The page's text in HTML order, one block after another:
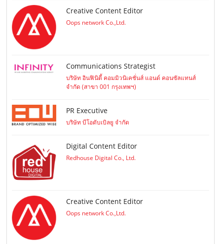
Creative Content Editor
Oops network Co.,Ltd.
Communications Strategist
บริษัท อินฟินิตี้ คอมมิวนิเคชั่นส์ แอนด์ คอนซัลแทนส์
จำกัด (สาขา 001 กรุงเทพฯ)
PR Executive
บริษัท บีโอดับเบิลยู จำกัด
Digital Content Editor
Redhouse Digital Co., Ltd.
Creative Content Editor
Oops network Co.,Ltd.